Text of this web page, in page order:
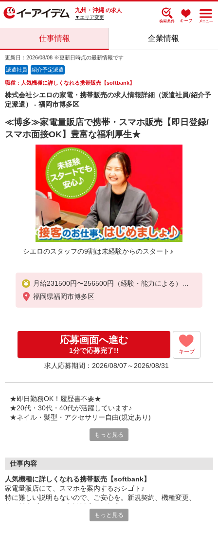
九州・沖縄 の求人
▼エリア変更
仕事情報 企業情報
更新日：2026/08/08 ※更新日時点の最新情報です
派遣社員 紹介予定派遣
職種：人気機種に詳しくなれる携帯販売【softbank】
株式会社シエロの家電・携帯販売の求人情報詳細（派遣社員/紹介予
定派遣） - 福岡市博多区
≪博多≫家電量販店で携帯・スマホ販売【即日登録/
スマホ面接OK】豊富な福利厚生★
シエロのスタッフの9割は未経験からのスタート♪
月給231500円〜256500円（経験・能力による）
※上記金額に時間外手当/インセンティブが加算・賞
与あり・時間外手当あり（平均残業時間：10h/月）
★交通費別途支給（規定あり）
゜+゜・。○。・゜+゜・。○。・゜+゜
入社祝い金10万円支給(規定有)
インセンティブ支給(規定有)
゜・。○。・゜+゜・。○。・゜+゜
福岡県福岡市博多区
応募画面へ進む
1分で応募完了!! キープ
求人応募期間：2026/08/07～2026/08/31
★即日勤務OK！履歴書不要★
★20代・30代・40代が活躍しています♪
★ネイル・髪型・アクセサリー自由(規定あり)
シエロのスタッフは9割が未経験スタート。
ずっと先まで役に立ちます！
丁寧な研修もあるので、
みなさんから働きやすいと好評です♪
最新アプリ事情やお得なプラン、
スマホの裏ワザを学べるチャンス♪
もっと見る
仕事内容
人気機種に詳しくなれる携帯販売【softbank】
家電量販店にて、スマホを案内するおシゴト♪
特に難しい説明もないので、ご安心を。新規契約、機種変更、
もっと見る